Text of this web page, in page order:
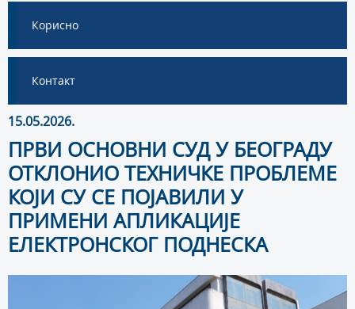
Корисно
Контакт
15.05.2026.
ПРВИ ОСНОВНИ СУД У БЕОГРАДУ
ОТКЛОНИО ТЕХНИЧКЕ ПРОБЛЕМЕ
КОЈИ СУ СЕ ПОЈАВИЛИ У
ПРИМЕНИ АПЛИКАЦИЈЕ
ЕЛЕКТРОНСКОГ ПОДНЕСКА